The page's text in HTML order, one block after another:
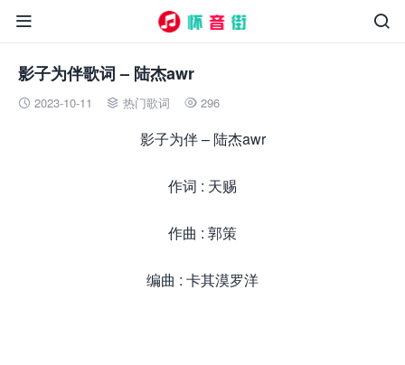


影子为伴歌词 – 陆杰awr
 2023-10-11  热门歌词  296
影子为伴 – 陆杰awr
作词 : 天赐
作曲 : 郭策
编曲 : 卡其漠罗洋